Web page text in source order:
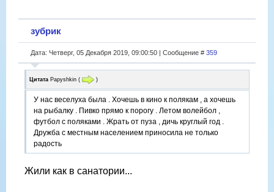
зубрик
Дата: Четверг, 05 Декабря 2019, 09:00:50 | Сообщение # 359
Цитата Papyshkin ( )
У нас веселуха была . Хочешь в кино к полякам , а хочешь
на рыбалку . Пивко прямо к порогу . Летом волейбол ,
футбол с поляками . Жрать от пуза , дичь круглый год .
Дружба с местным населением приносила не только
радость
Жили как в санатории...